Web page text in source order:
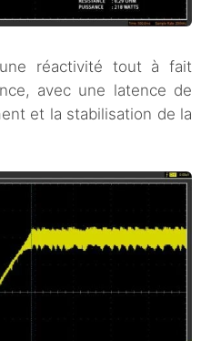
réactivité tout à fait
avec une latence de
et la stabilisation de la